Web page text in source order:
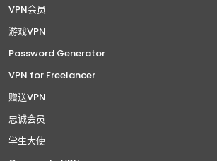
VPN会员
游戏VPN
Password Generator
VPN for Freelancer
赠送VPN
忠诚会员
学生大使